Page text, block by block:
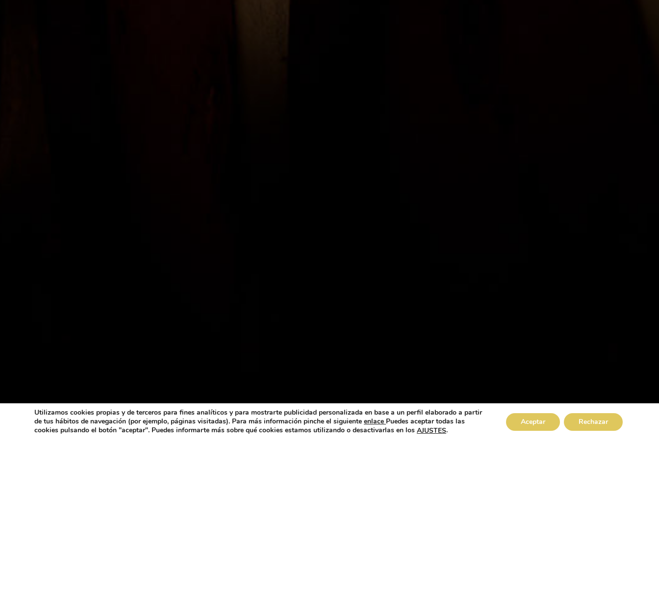
Utilizamos cookies propias y de terceros para fines analíticos y para mostrarte publicidad personalizada en base a un perfil elaborado a partir
de tus hábitos de navegación (por ejemplo, páginas visitadas). Para más información pinche el siguiente enlace Puedes aceptar todas las
cookies pulsando el botón "aceptar". Puedes informarte más sobre qué cookies estamos utilizando o desactivarlas en los AJUSTES.
Aceptar Rechazar